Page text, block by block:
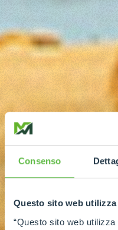
Consenso
Questo sito web
“Questo sito web